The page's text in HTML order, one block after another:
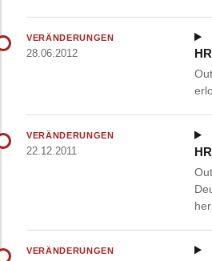
VERÄNDERUNGEN
28.06.2012
VERÄNDERUNGEN
22.12.2011
VERÄNDERUNGEN